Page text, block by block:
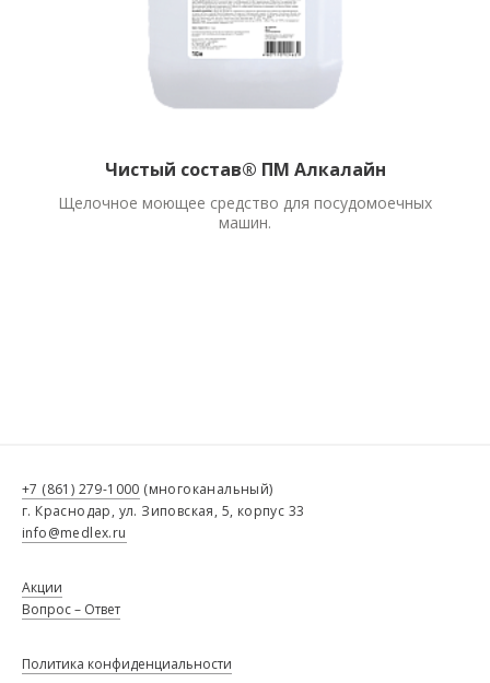
Чистый состав® ПМ Алкалайн
Щелочное моющее средство для посудомоечных
машин.
+7 (861) 279-1000 (многоканальный)
г. Краснодар, ул. Зиповская, 5, корпус 33
info@medlex.ru
Акции
Вопрос – Ответ
Политика конфиденциальности